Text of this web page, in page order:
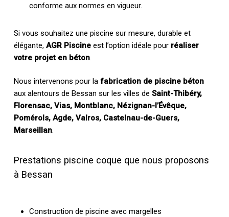
conforme aux normes en vigueur.
Si vous souhaitez une piscine sur mesure, durable et
élégante, AGR Piscineest l’option idéale pour réaliser
votre projet en béton.
Nous intervenons pour la fabrication de piscine béton
aux alentours de Bessan sur les villes de Saint-Thibéry,
Florensac, Vias, Montblanc, Nézignan-l’Évêque,
Pomérols, Agde, Valros, Castelnau-de-Guers,
Marseillan.
Prestations piscine coque que nous proposons
à Bessan
Construction de piscine avec margelles